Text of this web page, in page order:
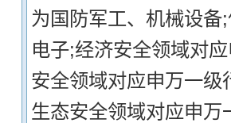
为国防军工、机械设
电子;经济安全领域对
安全领域对应申万一
生态安全领域对应申